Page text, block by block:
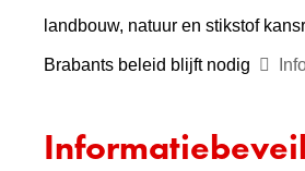
landbouw, natuur en stikstof
Brabants beleid blijft nodig